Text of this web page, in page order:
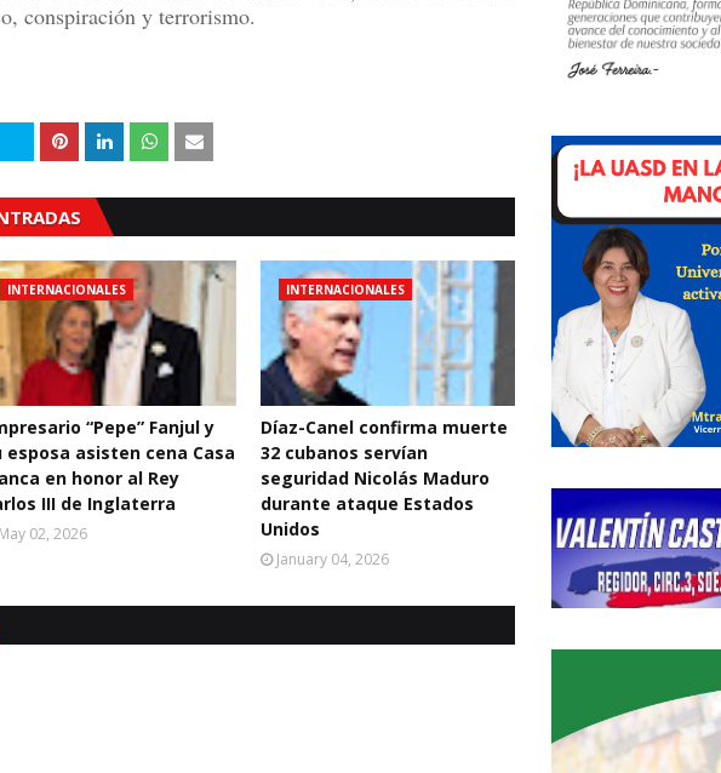
conspiración y terrorismo.
INTERNACIONALES
“Pepe” Fanjul y
esposa asisten cena Casa
en honor al Rey
III de Inglaterra
May 02, 2026
INTERNACIONALES
Díaz-Canel confirma muerte
32 cubanos servían
seguridad Nicolás Maduro
durante ataque Estados
Unidos
January 04, 2026